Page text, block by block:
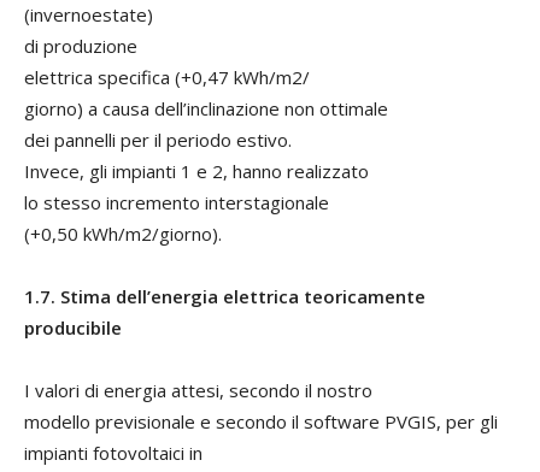
(invernoestate)
di produzione
elettrica specifica (+0,47 kWh/m2/
giorno) a causa dell’inclinazione non ottimale
dei pannelli per il periodo estivo.
Invece, gli impianti 1 e 2, hanno realizzato
lo stesso incremento interstagionale
(+0,50 kWh/m2/giorno).
1.7. Stima dell’energia elettrica teoricamente
producibile
I valori di energia attesi, secondo il nostro
modello previsionale e secondo il software PVGIS, per gli
impianti fotovoltaici in